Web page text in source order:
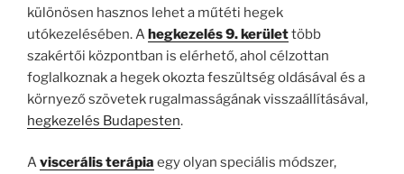
különösen hasznos lehet a műtéti hegek
utókezelésében. Ahegkezelés 9. kerülettöbb
szakértői központban is elérhető, ahol célzottan
foglalkoznak a hegek okozta feszültség oldásával és a
környező szövetek rugalmasságának visszaállításával,
hegkezelés Budapesten.
Aviscerális terápia egy olyan speciális módszer,